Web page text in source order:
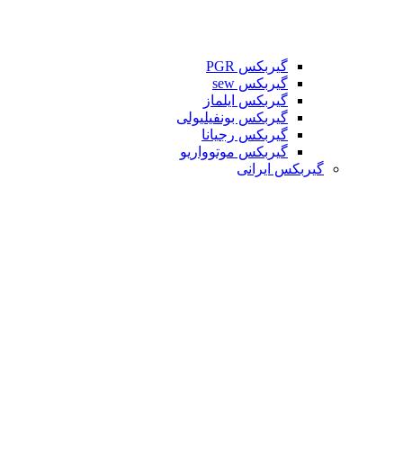
گیربکس PGR
گیربکس sew
گیربکس ایلماز
گیربکس بونفیلیولی
گیربکس رجیانا
گیربکس موتوواریو
گیربکس ایرانی